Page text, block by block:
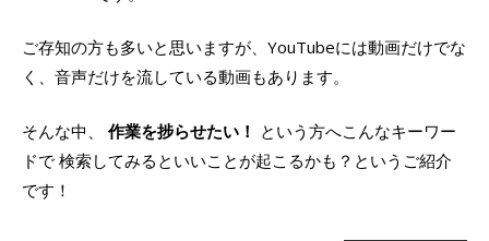
ご存知の方も多いと思いますが、YouTubeには動画だけでな
く、音声だけを流している動画もあります。
そんな中、 作業を捗らせたい！ という方へこんなキーワー
ドで 検索してみるといいことが起こるかも？というご紹介
です！